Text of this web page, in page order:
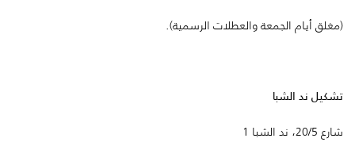
(مغلق أيام الجمعة والعطلات الرسمية).
تشكيل ند الشبا
شارع 20/5، ند الشبا 1